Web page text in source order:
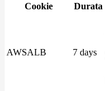
Cookie Durata
AWSALB 7 days